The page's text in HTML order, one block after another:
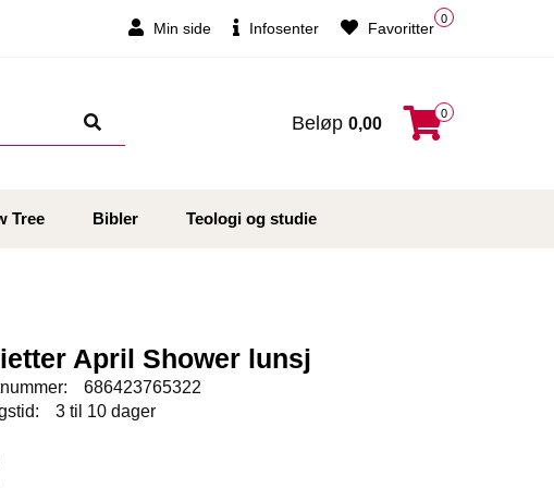
Min side Infosenter
0
Favoritter
Beløp 0,00
0
Tree Bibler Teologi og studie
April Shower lunsj
686423765322
3 til 10 dager